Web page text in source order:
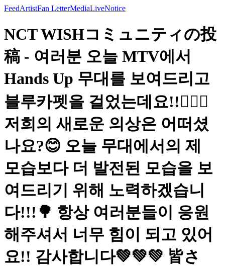
FeedArtistFan LetterMediaLiveNotice
NCT WISHコミュニティの投
稿 - 여러분 오늘 MTV에서
Hands Up 무대를 보여드리고
블루카펫을 걸었는데요!!🙋🏻‍♂️
저희의 새로운 의상은 어떠셨
나요?😊 오늘 무대에서의 제
모습보다 더 발전된 모습을 보
여드리기 위해 노력하겠습니
다!!!🌳 항상 여러분들이 응원
해주셔서 너무 힘이 되고 있어
요!! 감사합니다💚💚💚 皆さ